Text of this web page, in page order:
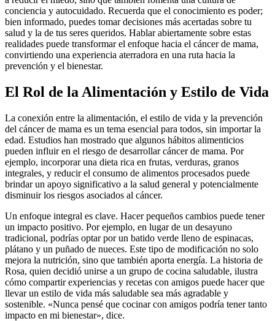
conciencia y autocuidado. Recuerda que el conocimiento es poder;
bien informado, puedes tomar decisiones más acertadas sobre tu
salud y la de tus seres queridos. Hablar abiertamente sobre estas
realidades puede transformar el enfoque hacia el cáncer de mama,
convirtiendo una experiencia aterradora en una ruta hacia la
prevención y el bienestar.
El Rol de la Alimentación y Estilo de Vida
La conexión entre la alimentación, el estilo de vida y la prevención
del cáncer de mama es un tema esencial para todos, sin importar la
edad. Estudios han mostrado que algunos hábitos alimenticios
pueden influir en el riesgo de desarrollar cáncer de mama. Por
ejemplo, incorporar una dieta rica en frutas, verduras, granos
integrales, y reducir el consumo de alimentos procesados puede
brindar un apoyo significativo a la salud general y potencialmente
disminuir los riesgos asociados al cáncer.
Un enfoque integral es clave. Hacer pequeños cambios puede tener
un impacto positivo. Por ejemplo, en lugar de un desayuno
tradicional, podrías optar por un batido verde lleno de espinacas,
plátano y un puñado de nueces. Este tipo de modificación no solo
mejora la nutrición, sino que también aporta energía. La historia de
Rosa, quien decidió unirse a un grupo de cocina saludable, ilustra
cómo compartir experiencias y recetas con amigos puede hacer que
llevar un estilo de vida más saludable sea más agradable y
sostenible. «Nunca pensé que cocinar con amigos podría tener tanto
impacto en mi bienestar», dice.